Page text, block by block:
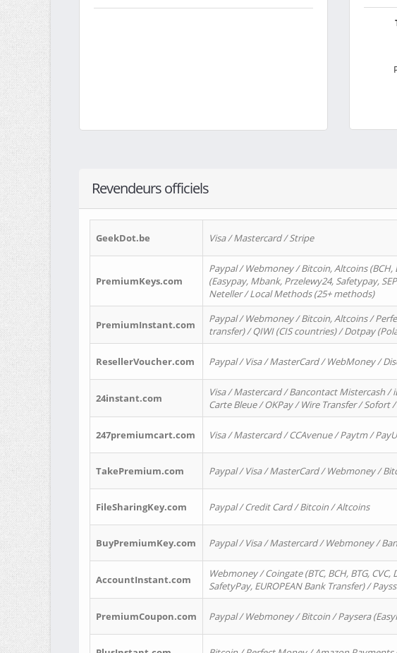
Revendeurs officiels
GeekDot.be Visa / Mastercard / Stripe
PremiumKeys.com
Paypal / Webmoney / Bitcoin, Altcoins (BCH,
(Easypay, Mbank, Przelewy24, Safetypay,
Neteller / Local Methods (25+ methods)
PremiumInstant.com
Paypal / Webmoney / Bitcoin, Altcoins /
transfer) / QIWI (CIS countries) / Dotpay
ResellerVoucher.com Paypal / Visa / MasterCard / WebMoney /
24instant.com
Visa / Mastercard / Bancontact Mistercash /
Carte Bleue / OKPay / Wire Transfer / Sofort
247premiumcart.com Visa / Mastercard / CCAvenue / Paytm /
TakePremium.com Paypal / Visa / MasterCard / Webmoney /
FileSharingKey.com Paypal / Credit Card / Bitcoin / Altcoins
BuyPremiumKey.com Paypal / Visa / Mastercard / Webmoney /
AccountInstant.com
Webmoney / Coingate (BTC, BCH, BTG, CVC,
SafetyPay, EUROPEAN Bank Transfer) /
PremiumCoupon.com Paypal / Webmoney / Bitcoin / Paysera